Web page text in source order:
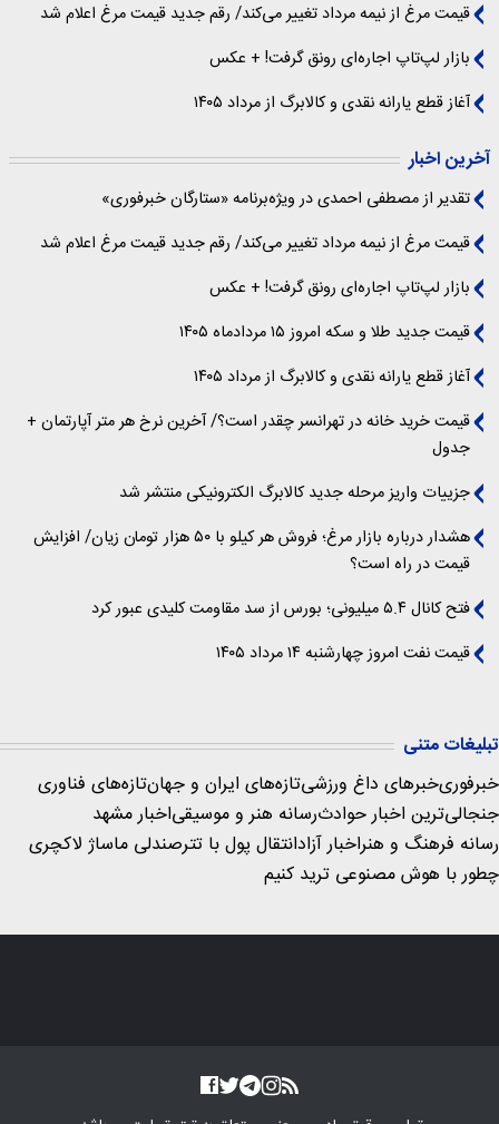
قیمت مرغ از نیمه مرداد تغییر می‌کند/ رقم جدید قیمت مرغ اعلام شد
بازار لپ‌تاپ اجاره‌ای رونق گرفت! + عکس
آغاز قطع یارانه نقدی و کالابرگ از مرداد ۱۴۰۵
آخرین اخبار
تقدیر از مصطفی احمدی در ویژه‌برنامه «ستارگان خبرفوری»
قیمت مرغ از نیمه مرداد تغییر می‌کند/ رقم جدید قیمت مرغ اعلام شد
بازار لپ‌تاپ اجاره‌ای رونق گرفت! + عکس
قیمت جدید طلا و سکه امروز ۱۵ مردادماه ۱۴۰۵
آغاز قطع یارانه نقدی و کالابرگ از مرداد ۱۴۰۵
قیمت خرید خانه در تهرانسر چقدر است؟/ آخرین نرخ هر متر آپارتمان +
جدول
جزییات واریز مرحله جدید کالابرگ الکترونیکی منتشر شد
هشدار درباره بازار مرغ؛ فروش هر کیلو با ۵۰ هزار تومان زیان/ افزایش
قیمت در راه است؟
فتح کانال ۵.۴ میلیونی؛ بورس از سد مقاومت کلیدی عبور کرد
قیمت نفت امروز چهارشنبه ۱۴ مرداد ۱۴۰۵
تبلیغات متنی
خبرفوریخبرهای داغ ورزشیتازه‌های ایران و جهانتازه‌های فناوری
جنجالی‌ترین اخبار حوادثرسانه هنر و موسیقیاخبار مشهد
رسانه فرهنگ و هنراخبار آزادانتقال پول با تترصندلی ماساژ لاکچری
چطور با هوش مصنوعی ترید کنیم